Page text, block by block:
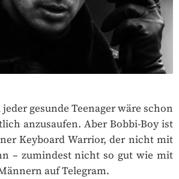
gesunde Teenager wäre schon
anzusaufen. Aber Bobbi-Boy ist
Keyboard Warrior, der nicht mit
– zumindest nicht so gut wie mit
auf Telegram.